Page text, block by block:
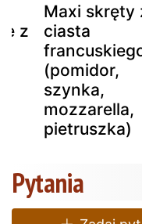
z
Maxi skręty
ciasta
(pomidor,
szynka,
mozzarella,
pietruszka)
Pytania